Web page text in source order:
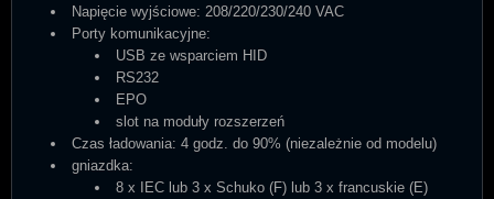
Napięcie wyjściowe: 208/220/230/240 VAC
Porty komunikacyjne:
USB ze wsparciem HID
RS232
EPO
slot na moduły rozszerzeń
Czas ładowania: 4 godz. do 90% (niezależnie od modelu)
gniazdka:
8 x IEC lub 3 x Schuko (F) lub 3 x francuskie (E)